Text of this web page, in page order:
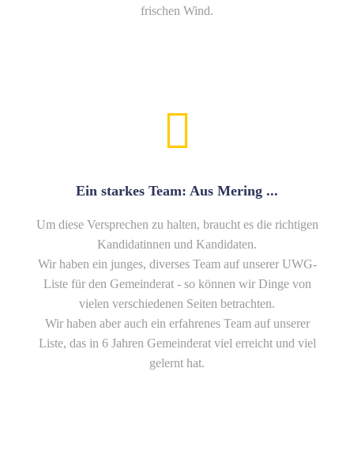
frischen Wind.
Ein starkes Team: Aus Mering ...
Um diese Versprechen zu halten, braucht es die richtigen
Kandidatinnen und Kandidaten.
Wir haben ein junges, diverses Team auf unserer UWG-
Liste für den Gemeinderat - so können wir Dinge von
vielen verschiedenen Seiten betrachten.
Wir haben aber auch ein erfahrenes Team auf unserer
Liste, das in 6 Jahren Gemeinderat viel erreicht und viel
gelernt hat.